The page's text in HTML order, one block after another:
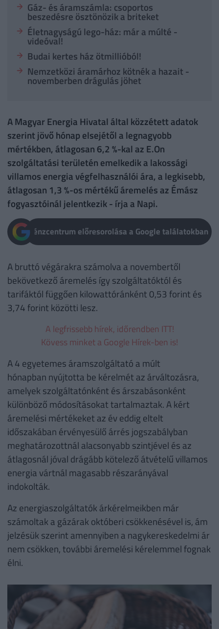
Gáz- és áramszámla: csoportos
beszedésre ösztönözik a briteket
Életnagyságú lego-ház: már a múlté -
videóval!
Budai kertes ház ötmillióból!
Nemzetközi áramárhoz kötnék a hazait -
novemberben drágulás jöhet
A Magyar Energia Hivatal által közzétett adatok
szerint jövő hónap elsejétől a legnagyobb
mértékben, átlagosan 6,2 %-kal az E.On
szolgáltatási területén emelkedik a lakossági
villamos energia végfelhasználói ára, a legkisebb,
átlagosan 1,3 %-os mértékű áremelés az Émász
fogyasztóinál jelentkezik - írja a Napi.
Pénzcentrum előresorolása a Google találatokban
A bruttó végárakra számolva a novembertől
bekövetkező áremelés így szolgáltatóktól és
tarifáktól függően kilowattóránként 0,53 forint és
3,74 forint közötti lesz.
A legfrissebb hírek, időrendben ITT!
Kövess minket a Google Hírek-ben is!
A 4 egyetemes áramszolgáltató a múlt
hónapban nyújtotta be kérelmét az árváltozásra,
amelyek szolgáltatónként és árszabásonként
különböző módosításokat tartalmaztak. A kért
áremelési mértékeket az év eddig eltelt
időszakában érvényesülő árrés jogszabályban
meghatározottnál alacsonyabb szintjével és az
átlagosnál jóval drágább kötelező átvételű villamos
energia vártnál magasabb részarányával
indokolták.
Az energiaszolgáltatók árkérelmeikben már
számoltak a gázárak októberi csökkenésével is, ám
jelzésük szerint amennyiben a nagykereskedelmi ár
nem csökken, további áremelési kérelemmel fognak
élni.